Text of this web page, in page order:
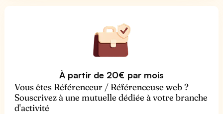
À partir de 20€ par mois
Vous êtes Référenceur / Référenceuse web ?
Souscrivez à une mutuelle dédiée à votre branche
d'activité